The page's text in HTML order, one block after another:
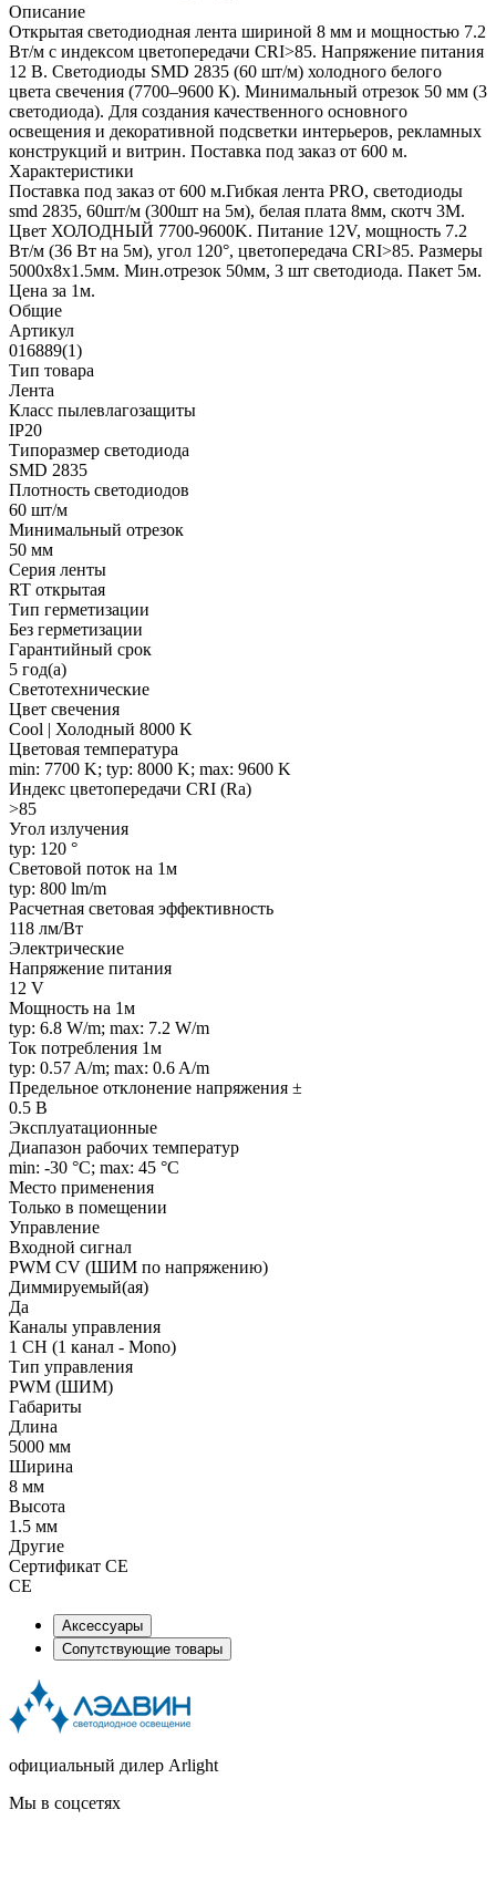
Описание
Открытая светодиодная лента шириной 8 мм и мощностью 7.2
Вт/м с индексом цветопередачи CRI>85. Напряжение питания
12 В. Светодиоды SMD 2835 (60 шт/м) холодного белого
цвета свечения (7700–9600 К). Минимальный отрезок 50 мм (3
светодиода). Для создания качественного основного
освещения и декоративной подсветки интерьеров, рекламных
конструкций и витрин. Поставка под заказ от 600 м.
Характеристики
Поставка под заказ от 600 м.Гибкая лента PRO, светодиоды
smd 2835, 60шт/м (300шт на 5м), белая плата 8мм, скотч 3М.
Цвет ХОЛОДНЫЙ 7700-9600K. Питание 12V, мощность 7.2
Вт/м (36 Вт на 5м), угол 120°, цветопередача CRI>85. Размеры
5000х8x1.5мм. Мин.отрезок 50мм, 3 шт светодиода. Пакет 5м.
Цена за 1м.
Общие
Артикул
016889(1)
Тип товара
Лента
Класс пылевлагозащиты
IP20
Типоразмер светодиода
SMD 2835
Плотность светодиодов
60 шт/м
Минимальный отрезок
50 мм
Серия ленты
RT открытая
Тип герметизации
Без герметизации
Гарантийный срок
5 год(а)
Светотехнические
Цвет свечения
Cool | Холодный 8000 K
Цветовая температура
min: 7700 K; typ: 8000 K; max: 9600 K
Индекс цветопередачи CRI (Ra)
>85
Угол излучения
typ: 120 °
Световой поток на 1м
typ: 800 lm/m
Расчетная световая эффективность
118 лм/Вт
Электрические
Напряжение питания
12 V
Мощность на 1м
typ: 6.8 W/m; max: 7.2 W/m
Ток потребления 1м
typ: 0.57 A/m; max: 0.6 A/m
Предельное отклонение напряжения ±
0.5 В
Эксплуатационные
Диапазон рабочих температур
min: -30 °C; max: 45 °C
Место применения
Только в помещении
Управление
Входной сигнал
PWM СV (ШИМ по напряжению)
Диммируемый(ая)
Да
Каналы управления
1 CH (1 канал - Mono)
Тип управления
PWM (ШИМ)
Габариты
Длина
5000 мм
Ширина
8 мм
Высота
1.5 мм
Другие
Сертификат CE
CE
Аксессуары
Сопутствующие товары
официальный дилер Arlight
Мы в соцсетях